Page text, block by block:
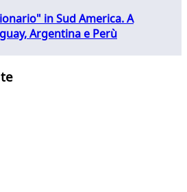
in Sud America. A
Argentina e Perù